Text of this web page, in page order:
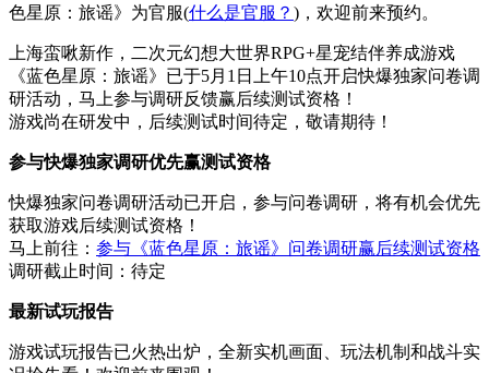
色星原：旅谣》为官服(什么是官服？ )，欢迎前来预约。
上海蛮啾新作，二次元幻想大世界RPG+星宠结伴养成游戏
《蓝色星原：旅谣》已于5月1日上午10点开启快爆独家问卷调
研活动，马上参与调研反馈赢后续测试资格！
游戏尚在研发中，后续测试时间待定，敬请期待！
参与快爆独家调研优先赢测试资格
快爆独家问卷调研活动已开启，参与问卷调研，将有机会优先
获取游戏后续测试资格！
马上前往： 参与《蓝色星原：旅谣》问卷调研赢后续测试资格
调研截止时间：待定
最新试玩报告
游戏试玩报告已火热出炉，全新实机画面、玩法机制和战斗实